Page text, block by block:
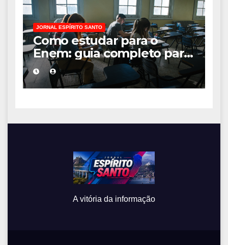
JORNAL ESPÍRITO SANTO
Como estudar para o
Enem: guia completo para
conquistar a vaga na
universidade
A vitória da informação